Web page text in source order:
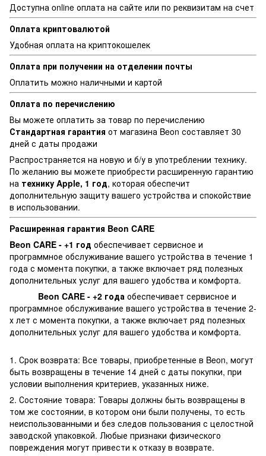
Доступна online оплата на сайте или по реквизитам на счет
Оплата криптовалютой
Удобная оплата на криптокошелек
Оплата при получении на отделении почты
Оплатить можно наличными и картой
Оплата по перечислению
Вы можете оплатить за товар по перечислению
Стандартная гарантия от магазина Beon составляет 30
дней с даты продажи
Распространяется на новую и б/у в употреблении технику.
По желанию вы можете приобрести расширенную гарантию
на технику Apple, 1 год, которая обеспечит
дополнительную защиту вашего устройства и спокойствие
в использовании.
Расширенная гарантия Beon CARE
Beon CARE - +1 год обеспечивает сервисное и
программное обслуживание вашего устройства в течение 1
года с момента покупки, а также включает ряд полезных
дополнительных услуг для вашего удобства и комфорта.
Beon CARE - +2 года обеспечивает сервисное и
программное обслуживание вашего устройства в течение 2-
х лет с момента покупки, а также включает ряд полезных
дополнительных услуг для вашего удобства и комфорта.
1. Срок возврата: Все товары, приобретенные в Beon, могут
быть возвращены в течение 14 дней с даты покупки, при
условии выполнения критериев, указанных ниже.
2. Состояние товара: Товары должны быть возвращены в
том же состоянии, в котором они были получены, то есть
неиспользованными и без следов пользования с целостной
заводской упаковкой. Любые признаки физического
повреждения могут привести к отказу в возврате.